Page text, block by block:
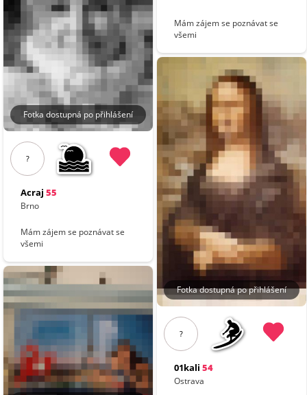
Fotka dostupná po přihlášení
?
Acraj 55
Brno
Mám zájem se poznávat se
všemi
Mám zájem se poznávat se
všemi
Fotka dostupná po přihlášení
?
01kali 54
Ostrava